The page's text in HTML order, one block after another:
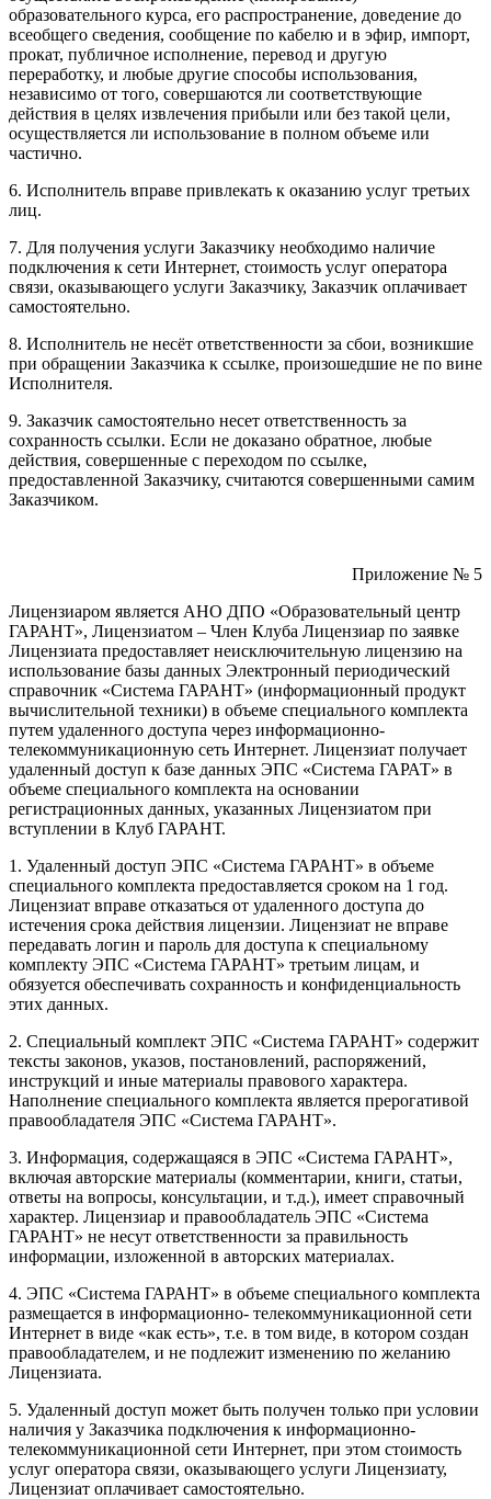
образовательного курса, его распространение, доведение до
всеобщего сведения, сообщение по кабелю и в эфир, импорт,
прокат, публичное исполнение, перевод и другую
переработку, и любые другие способы использования,
независимо от того, совершаются ли соответствующие
действия в целях извлечения прибыли или без такой цели,
осуществляется ли использование в полном объеме или
частично.
6. Исполнитель вправе привлекать к оказанию услуг третьих
лиц.
7. Для получения услуги Заказчику необходимо наличие
подключения к сети Интернет, стоимость услуг оператора
связи, оказывающего услуги Заказчику, Заказчик оплачивает
самостоятельно.
8. Исполнитель не несёт ответственности за сбои, возникшие
при обращении Заказчика к ссылке, произошедшие не по вине
Исполнителя.
9. Заказчик самостоятельно несет ответственность за
сохранность ссылки. Если не доказано обратное, любые
действия, совершенные с переходом по ссылке,
предоставленной Заказчику, считаются совершенными самим
Заказчиком.
Приложение № 5
Лицензиаром является АНО ДПО «Образовательный центр
ГАРАНТ», Лицензиатом – Член Клуба Лицензиар по заявке
Лицензиата предоставляет неисключительную лицензию на
использование базы данных Электронный периодический
справочник «Система ГАРАНТ» (информационный продукт
вычислительной техники) в объеме специального комплекта
путем удаленного доступа через информационно-
телекоммуникационную сеть Интернет. Лицензиат получает
удаленный доступ к базе данных ЭПС «Система ГАРАТ» в
объеме специального комплекта на основании
регистрационных данных, указанных Лицензиатом при
вступлении в Клуб ГАРАНТ.
1. Удаленный доступ ЭПС «Система ГАРАНТ» в объеме
специального комплекта предоставляется сроком на 1 год.
Лицензиат вправе отказаться от удаленного доступа до
истечения срока действия лицензии. Лицензиат не вправе
передавать логин и пароль для доступа к специальному
комплекту ЭПС «Система ГАРАНТ» третьим лицам, и
обязуется обеспечивать сохранность и конфиденциальность
этих данных.
2. Специальный комплект ЭПС «Система ГАРАНТ» содержит
тексты законов, указов, постановлений, распоряжений,
инструкций и иные материалы правового характера.
Наполнение специального комплекта является прерогативой
правообладателя ЭПС «Система ГАРАНТ».
3. Информация, содержащаяся в ЭПС «Система ГАРАНТ»,
включая авторские материалы (комментарии, книги, статьи,
ответы на вопросы, консультации, и т.д.), имеет справочный
характер. Лицензиар и правообладатель ЭПС «Система
ГАРАНТ» не несут ответственности за правильность
информации, изложенной в авторских материалах.
4. ЭПС «Система ГАРАНТ» в объеме специального комплекта
размещается в информационно- телекоммуникационной сети
Интернет в виде «как есть», т.е. в том виде, в котором создан
правообладателем, и не подлежит изменению по желанию
Лицензиата.
5. Удаленный доступ может быть получен только при условии
наличия у Заказчика подключения к информационно-
телекоммуникационной сети Интернет, при этом стоимость
услуг оператора связи, оказывающего услуги Лицензиату,
Лицензиат оплачивает самостоятельно.